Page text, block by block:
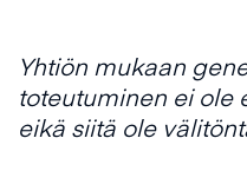
Yhtiön mukaan
toteutuminen ei ole
eikä siitä ole